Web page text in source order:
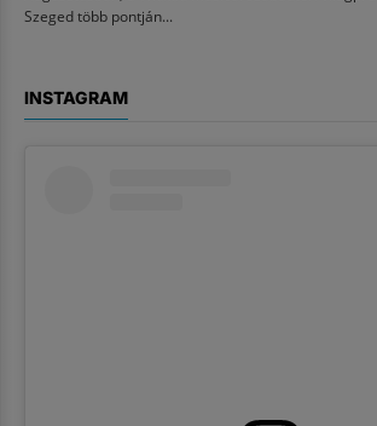
Szeged több pontján...
INSTAGRAM